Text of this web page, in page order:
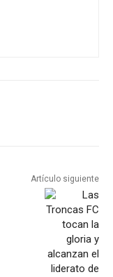
Artículo siguiente